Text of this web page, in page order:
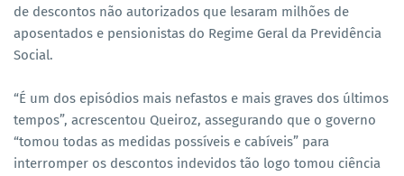
de descontos não autorizados que lesaram milhões de
aposentados e pensionistas do Regime Geral da Previdência
Social.
“É um dos episódios mais nefastos e mais graves dos últimos
tempos”, acrescentou Queiroz, assegurando que o governo
“tomou todas as medidas possíveis e cabíveis” para
interromper os descontos indevidos tão logo tomou ciência